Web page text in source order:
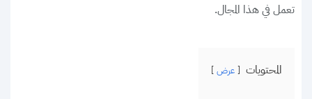
تعمل في هذا المجال.
المحتويات عرض